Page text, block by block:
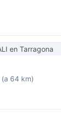
(a 64 km)